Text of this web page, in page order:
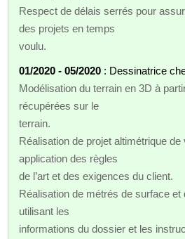
Respect de délais serrés pour
des projets en temps
voulu.
01/2020 - 05/2020 : Dessinatrice
Modélisation du terrain en 3D à
récupérées sur le
terrain.
Réalisation de projet altimétrique de
application des règles
de l’art et des exigences du client.
Réalisation de métrés de surface et
utilisant les
informations du dossier et les